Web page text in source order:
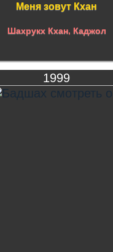
Меня зовут Кхан
Шахрукх Кхан, Каджол
1999